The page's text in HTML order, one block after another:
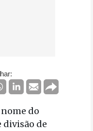
do
divisão de